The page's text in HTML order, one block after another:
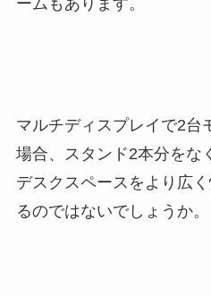
マルチディスプレイで2台
場合、スタンド2本分をな
デスクスペースをより広
るのではないでしょうか。